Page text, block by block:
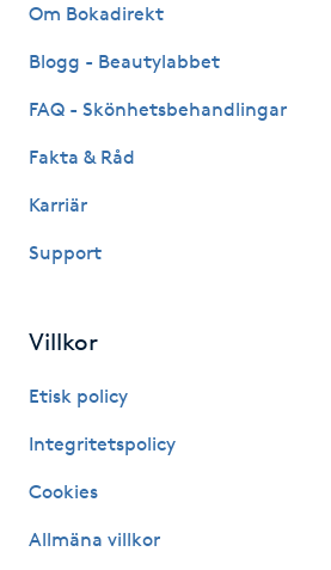
Liktornar
Lymfmassage
Om Bokadirekt
Blogg - Beautylabbet
FAQ - Skönhetsbehandlingar
Fakta & Råd
Karriär
Support
Villkor
Etisk policy
Integritetspolicy
Cookies
Allmäna villkor